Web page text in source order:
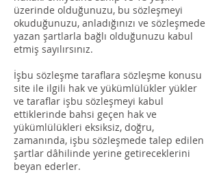
üzerinde olduğunuzu, bu sözleşmeyi
okuduğunuzu, anladığınızı ve sözleşmede
yazan şartlarla bağlı olduğunuzu kabul
etmiş sayılırsınız.
İşbu sözleşme taraflara sözleşme konusu
site ile ilgili hak ve yükümlülükler yükler
ve taraflar işbu sözleşmeyi kabul
ettiklerinde bahsi geçen hak ve
yükümlülükleri eksiksiz, doğru,
zamanında, işbu sözleşmede talep edilen
şartlar dâhilinde yerine getireceklerini
beyan ederler.